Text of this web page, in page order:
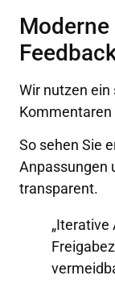
Wir nutzen
Kommentaren
So sehen Sie
Anpassungen
transparent.